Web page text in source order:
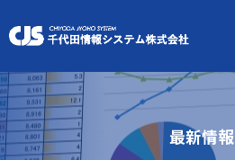
最新情報